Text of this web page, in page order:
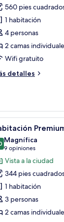
560 pies
1 habitación
4 personas
2 camas
Wifi gratuito
detalles
en la habitación
8
de 10
Magnífica
9 opiniones
(9
opiniones)
Vista a la ciudad
344 pies
1 habitación
3 personas
2 camas